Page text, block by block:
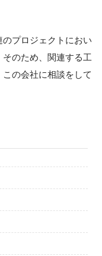
プロジェクトにおい
のため、関連する工
の会社に相談をして